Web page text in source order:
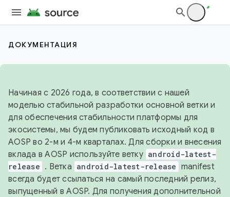
ДОКУМЕНТАЦИЯ
Начиная с 2026 года, в соответствии с нашей
моделью стабильной разработки основной ветки и
для обеспечения стабильности платформы для
экосистемы, мы будем публиковать исходный код в
AOSP во 2-м и 4-м кварталах. Для сборки и внесения
вклада в AOSP используйте ветку android-latest-
release . Ветка android-latest-release manifest
всегда будет ссылаться на самый последний релиз,
выпущенный в AOSP. Для получения дополнительной